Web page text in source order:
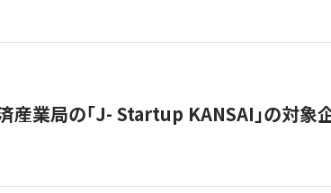
産業局の「J- Startup KANSAI」の対象